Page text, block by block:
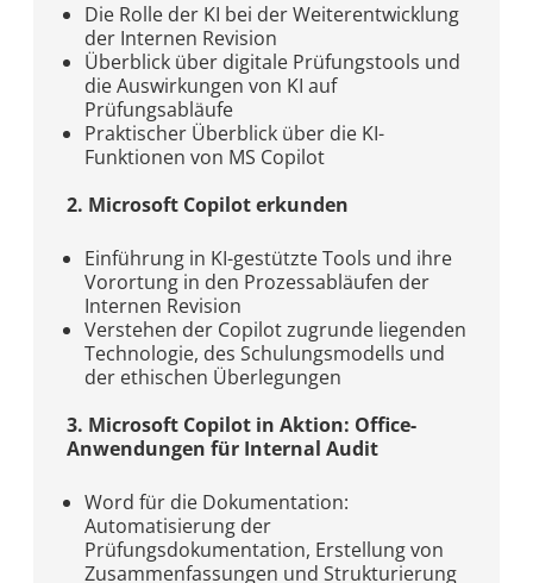
Die Rolle der KI bei der Weiterentwicklung
der Internen Revision
Überblick über digitale Prüfungstools und
die Auswirkungen von KI auf
Prüfungsabläufe
Praktischer Überblick über die KI-
Funktionen von MS Copilot
2. Microsoft Copilot erkunden
Einführung in KI-gestützte Tools und ihre
Vorortung in den Prozessabläufen der
Internen Revision
Verstehen der Copilot zugrunde liegenden
Technologie, des Schulungsmodells und
der ethischen Überlegungen
3. Microsoft Copilot in Aktion: Office-
Anwendungen für Internal Audit
Word für die Dokumentation:
Automatisierung der
Prüfungsdokumentation, Erstellung von
Zusammenfassungen und Strukturierung